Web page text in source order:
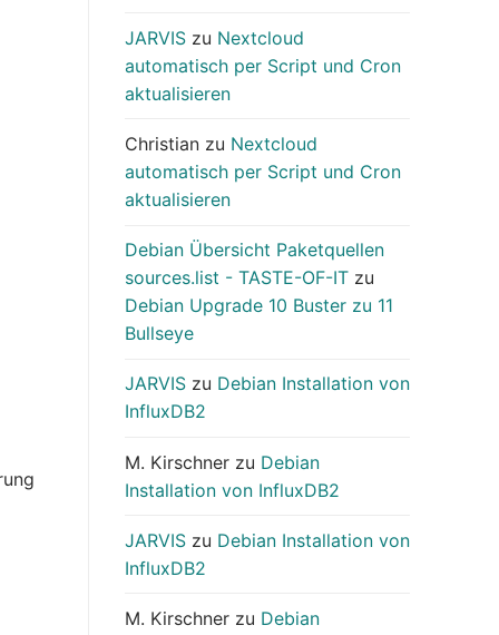
JARVIS zu Nextcloud
automatisch per Script und Cron
aktualisieren
Christian zu Nextcloud
automatisch per Script und Cron
aktualisieren
Debian Übersicht Paketquellen
sources.list - TASTE-OF-IT zu
Debian Upgrade 10 Buster zu 11
Bullseye
JARVIS zu Debian Installation von
InfluxDB2
M. Kirschner zu Debian
Installation von InfluxDB2
JARVIS zu Debian Installation von
InfluxDB2
M. Kirschner zu Debian